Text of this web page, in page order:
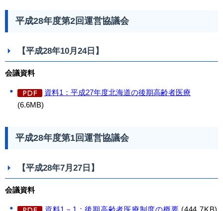
平成28年度第2回運営協議会
【平成28年10月24日】
会議資料
資料1：平成27年度北海道の後期高齢者医療
(6.6MB)
平成28年度第1回運営協議会
【平成28年7月27日】
会議資料
資料1－1：​後期高齢者医療制度の概要 (444.7KB)